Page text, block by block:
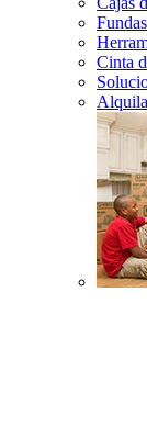
Cinta